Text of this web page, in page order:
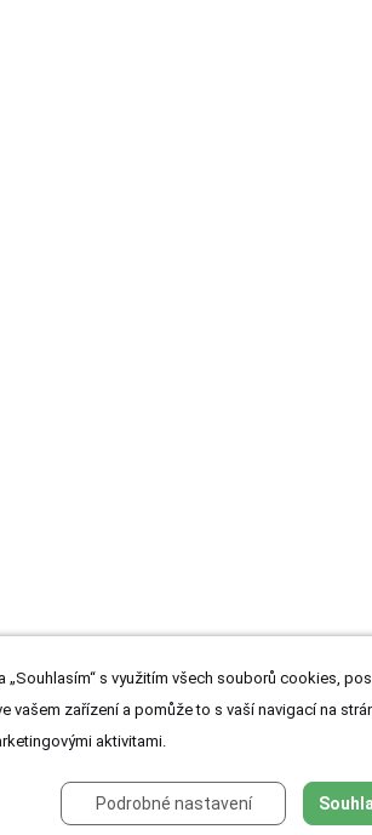
„Souhlasím“ s využitím všech souborů cookies,
vašem zařízení a pomůže to s vaší navigací na
aktivitami.
Podrobné nastavení